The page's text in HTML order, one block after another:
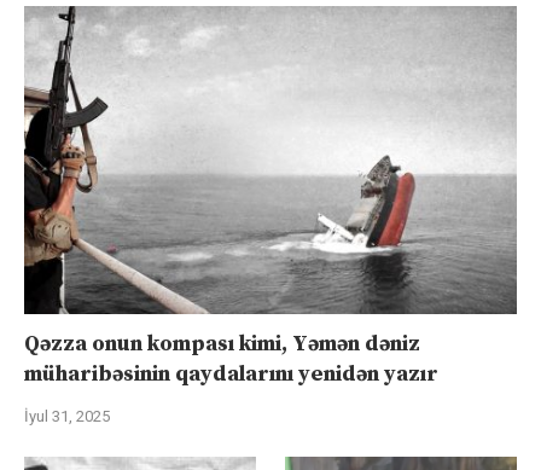
Qəzza onun kompası kimi, Yəmən dəniz
müharibəsinin qaydalarını yenidən yazır
İyul 31, 2025